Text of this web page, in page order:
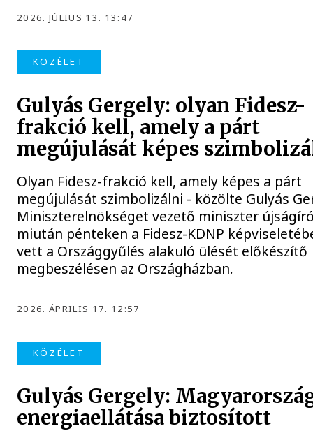
2026. JÚLIUS 13. 13:47
KÖZÉLET
Gulyás Gergely: olyan Fidesz-
frakció kell, amely a párt
megújulását képes
Olyan Fidesz-frakció kell, amely képes a párt
megújulását szimbolizálni - közölte Gulyás
Miniszterelnökséget vezető miniszter
miután pénteken a Fidesz-KDNP
vett a Országgyűlés alakuló ülését előkészítő
megbeszélésen az Országházban.
2026. ÁPRILIS 17. 12:57
KÖZÉLET
Gulyás Gergely:
energiaellátása biztosított